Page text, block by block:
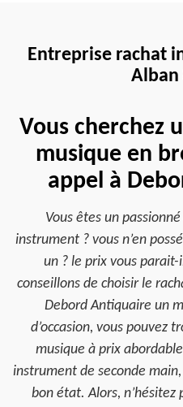
Entreprise rachat
Alban
Vous cherchez
musique en
appel à
Vous êtes un
instrument ? vous n’en
un ? le prix vous parait-
conseillons de choisir le
Debord Antiquaire un
d’occasion, vous pouvez
musique à prix
instrument de seconde
bon état. Alors, n’hésitez